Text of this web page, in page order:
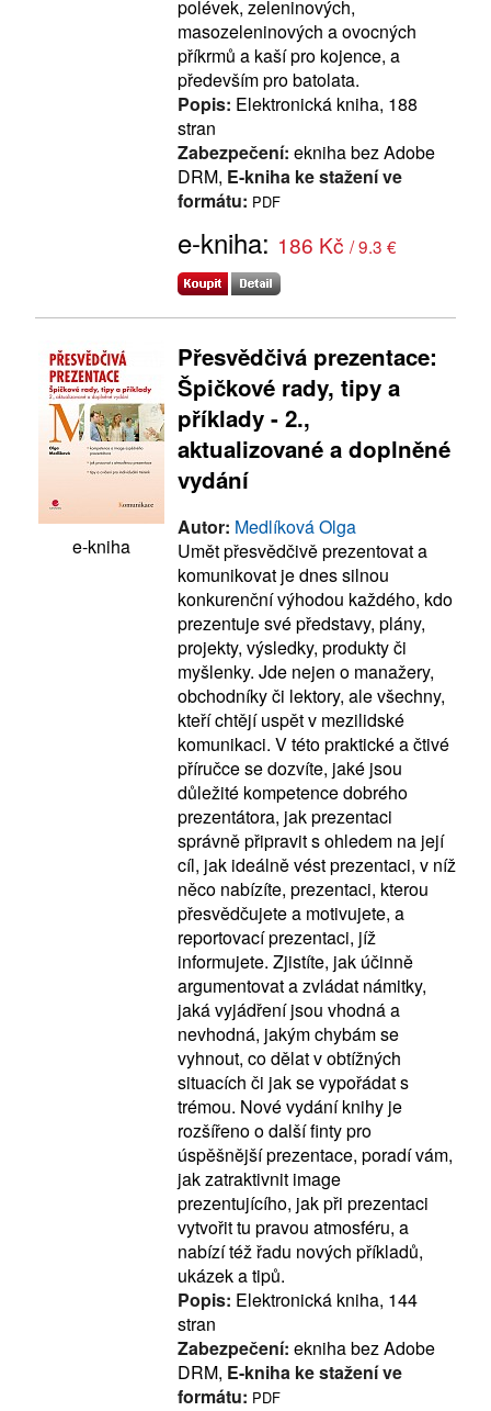
polévek, zeleninových,
masozeleninových a ovocných
příkrmů a kaší pro kojence, a
především pro batolata.
Popis: Elektronická kniha, 188
stran
Zabezpečení: ekniha bez Adobe
DRM, E-kniha ke stažení ve
formátu: PDF
e-kniha: 186 Kč / 9.3 €
e-kniha
Přesvědčivá prezentace:
Špičkové rady, tipy a
příklady - 2.,
aktualizované a doplněné
vydání
Autor: Medlíková Olga
Umět přesvědčivě prezentovat a
komunikovat je dnes silnou
konkurenční výhodou každého, kdo
prezentuje své představy, plány,
projekty, výsledky, produkty či
myšlenky. Jde nejen o manažery,
obchodníky či lektory, ale všechny,
kteří chtějí uspět v mezilidské
komunikaci. V této praktické a čtivé
příručce se dozvíte, jaké jsou
důležité kompetence dobrého
prezentátora, jak prezentaci
správně připravit s ohledem na její
cíl, jak ideálně vést prezentaci, v níž
něco nabízíte, prezentaci, kterou
přesvědčujete a motivujete, a
reportovací prezentaci, jíž
informujete. Zjistíte, jak účinně
argumentovat a zvládat námitky,
jaká vyjádření jsou vhodná a
nevhodná, jakým chybám se
vyhnout, co dělat v obtížných
situacích či jak se vypořádat s
trémou. Nové vydání knihy je
rozšířeno o další finty pro
úspěšnější prezentace, poradí vám,
jak zatraktivnit image
prezentujícího, jak při prezentaci
vytvořit tu pravou atmosféru, a
nabízí též řadu nových příkladů,
ukázek a tipů.
Popis: Elektronická kniha, 144
stran
Zabezpečení: ekniha bez Adobe
DRM, E-kniha ke stažení ve
formátu: PDF